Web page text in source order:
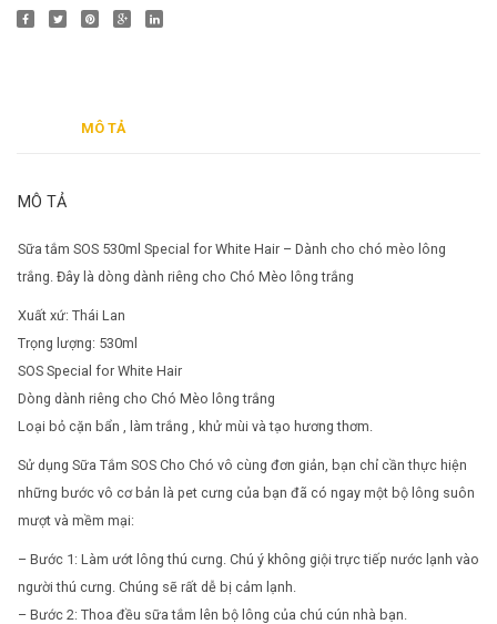
MÔ TẢ
MÔ TẢ
Sữa tắm SOS 530ml Special for White Hair – Dành cho chó mèo lông
trắng. Đây là dòng dành riêng cho Chó Mèo lông trắng
Xuất xứ: Thái Lan
Trọng lượng: 530ml
SOS Special for White Hair
Dòng dành riêng cho Chó Mèo lông trắng
Loại bỏ cặn bẩn , làm trắng , khử mùi và tạo hương thơm.
Sử dụng Sữa Tắm SOS Cho Chó vô cùng đơn giản, bạn chỉ cần thực hiện
những bước vô cơ bản là pet cưng của bạn đã có ngay một bộ lông suôn
mượt và mềm mại:
– Bước 1: Làm ướt lông thú cưng. Chú ý không giội trực tiếp nước lạnh vào
người thú cưng. Chúng sẽ rất dễ bị cảm lạnh.
– Bước 2: Thoa đều sữa tắm lên bộ lông của chú cún nhà bạn.